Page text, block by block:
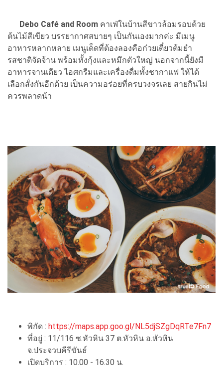
Debo Café and Room คาเฟ่ในบ้านสีขาวล้อมรอบด้วย
ต้นไม้สีเขียว บรรยากาศสบายๆ เป็นกันเองมากค่ะ มีเมนู
อาหารหลากหลาย เมนูเด็ดที่ต้องลองคือก๋วยเตี๋ยวต้มยำ
รสชาติจัดจ้าน พร้อมทั้งกุ้งและหมึกตัวใหญ่ นอกจากนี้ยังมี
อาหารจานเดียว ไอศกรีมและเครื่องดื่มทั้งชากาแฟ ให้ได้
เลือกสั่งกันอีกด้วย เป็นความอร่อยที่ครบวงจรเลย สายกินไม่
ควรพลาดน้า
พิกัด : https://maps.app.goo.gl/NL5djSZgDqRTe7Fn7
ที่อยู่ : 11/116 ซ.หัวหิน 37 ต.หัวหิน อ.หัวหิน
จ.ประจวบคีรีขันธ์
เปิดบริการ : 10.00 - 16.30 น.